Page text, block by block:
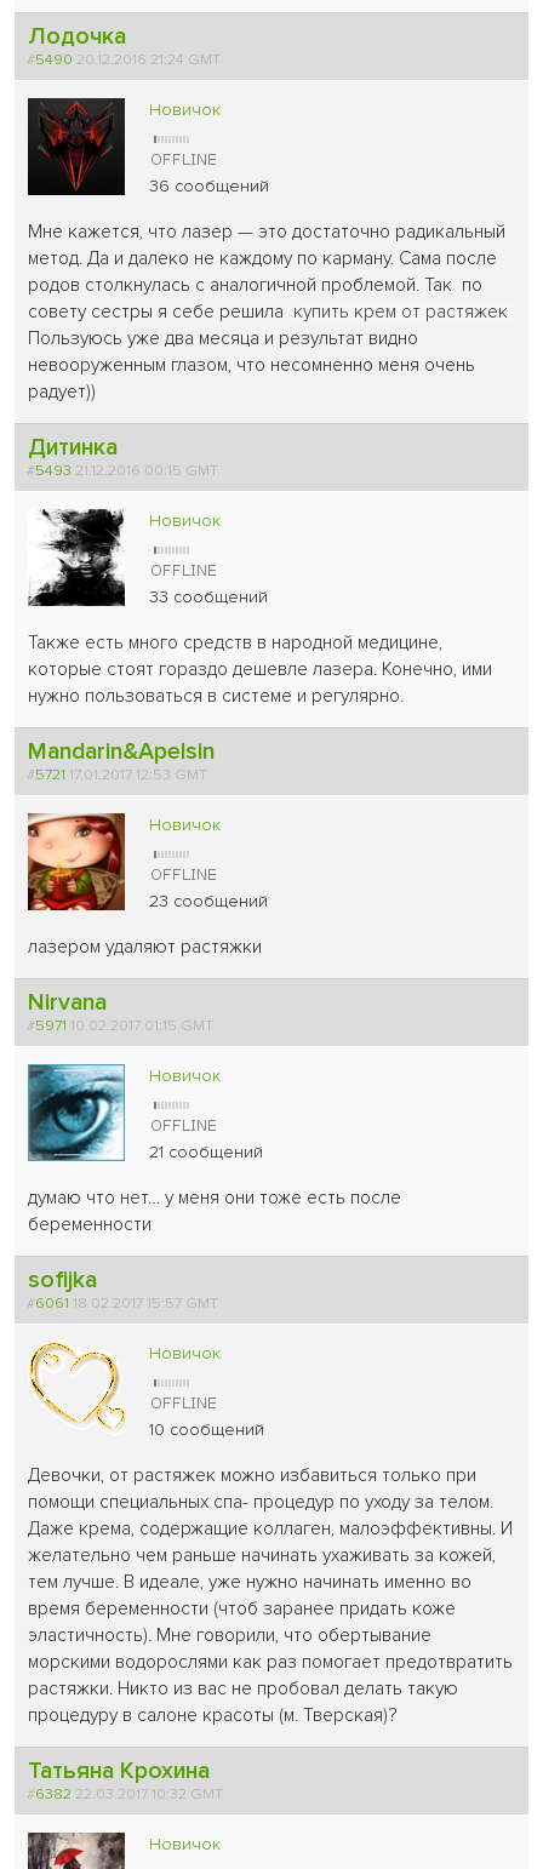
Лодочка
#5490 20.12.2016 21:24 GMT
Новичок
36 сообщений
Мне кажется, что лазер — это достаточно радикальный
метод. Да и далеко не каждому по карману. Сама после
родов столкнулась с аналогичной проблемой. Так по
совету сестры я себе решила купить крем от растяжек
Пользуюсь уже два месяца и результат видно
невооруженным глазом, что несомненно меня очень
радует))
Дитинка
#5493 21.12.2016 00:15 GMT
Новичок
33 сообщений
Также есть много средств в народной медицине,
которые стоят гораздо дешевле лазера. Конечно, ими
нужно пользоваться в системе и регулярно.
Mandarin&Apelsin
#5721 17.01.2017 12:53 GMT
Новичок
23 сообщений
лазером удаляют растяжки
Nirvana
#5971 10.02.2017 01:15 GMT
Новичок
21 сообщений
думаю что нет… у меня они тоже есть после
беременности
sofijka
#6061 18.02.2017 15:57 GMT
Новичок
10 сообщений
Девочки, от растяжек можно избавиться только при
помощи специальных спа- процедур по уходу за телом.
Даже крема, содержащие коллаген, малоэффективны. И
желательно чем раньше начинать ухаживать за кожей,
тем лучше. В идеале, уже нужно начинать именно во
время беременности (чтоб заранее придать коже
эластичность). Мне говорили, что обертывание
морскими водорослями как раз помогает предотвратить
растяжки. Никто из вас не пробовал делать такую
процедуру в салоне красоты (м. Тверская)?
Татьяна Крохина
#6382 22.03.2017 10:32 GMT
Новичок